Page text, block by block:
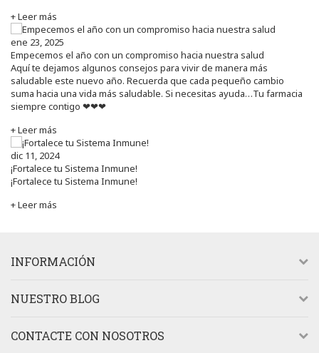
+ Leer más
ene 23, 2025
Empecemos el año con un compromiso hacia nuestra salud
Aquí te dejamos algunos consejos para vivir de manera más
saludable este nuevo año. Recuerda que cada pequeño cambio
suma hacia una vida más saludable. Si necesitas ayuda…Tu farmacia
siempre contigo ❤❤❤
+ Leer más
dic 11, 2024
¡Fortalece tu Sistema Inmune!
¡Fortalece tu Sistema Inmune!
+ Leer más
INFORMACIÓN
NUESTRO BLOG
CONTACTE CON NOSOTROS